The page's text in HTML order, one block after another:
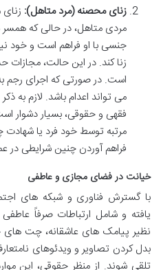
زنای محصنه (مرد متاهل):
مردی متاهل، در حالی که همسر
جنسی با او فراهم است و خود
زنا کند. در این حالت،
است. در صورتی که اجرای رجم
می تواند اعدام باشد. لازم به
فقهی و حقوقی، بسیار دشوار
مرتبه توسط خود فرد یا شهادت
فراهم آوردن چنین شرایطی در
خیانت در فضای مجازی و عاطفی
با گسترش فناوری و شبکه های
یافته و شامل ارتباطات صرفاً
نظیر پیامک های عاشقانه، چت
بدل کردن تصاویر و ویدئوهای
تلقی شوند. از منظر حقوقی، این